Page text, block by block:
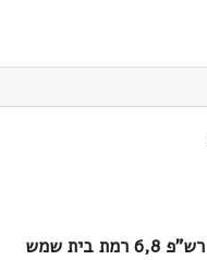
רח' מצפה רש"פ 6,8 רמת בית שמש